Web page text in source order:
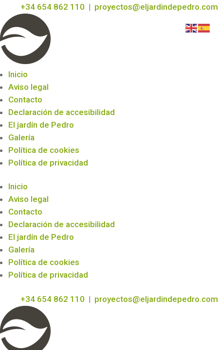
+34 654 862 110 | proyectos@eljardindepedro.com
Inicio
Aviso legal
Contacto
Declaración de accesibilidad
El jardín de Pedro
Galería
Política de cookies
Política de privacidad
Inicio
Aviso legal
Contacto
Declaración de accesibilidad
El jardín de Pedro
Galería
Política de cookies
Política de privacidad
+34 654 862 110 | proyectos@eljardindepedro.com